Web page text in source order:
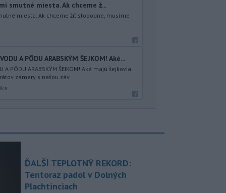
smutné miesta. Ak chceme ž...
miesta. Ak chceme žiť slobodne, musíme
A PÔDU ARABSKÝM ŠEJKOM! Aké...
A PÔDU ARABSKÝM ŠEJKOM! Aké majú šejkovia
zámery s našou záv...
ĎALŠÍ TEPLOTNÝ REKORD:
Tentoraz padol v Dolných
Plachtinciach